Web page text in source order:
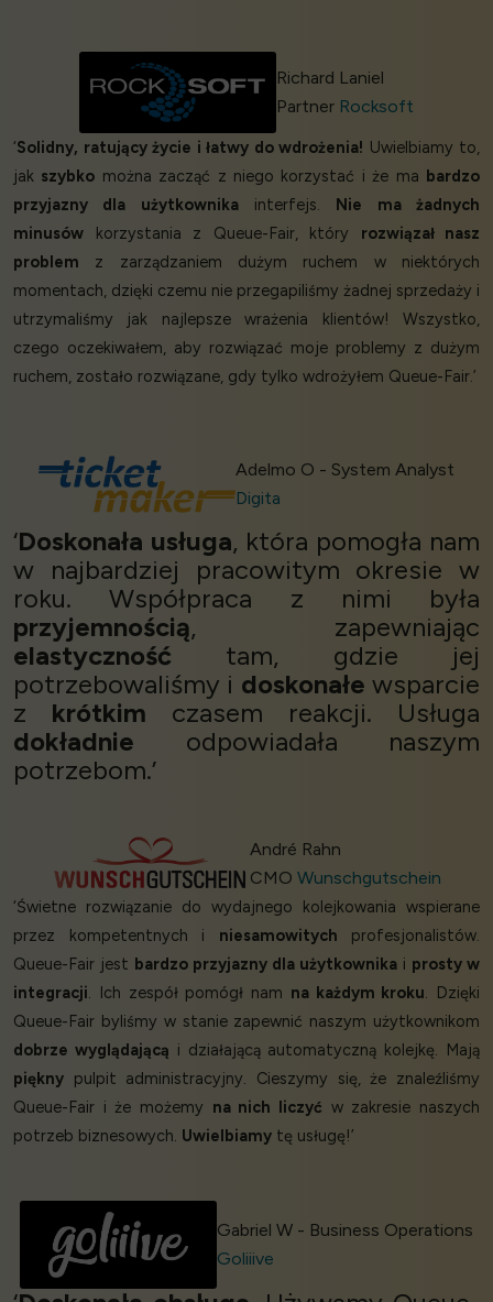
Richard Laniel
Partner Rocksoft
‘Solidny, ratujący życie i łatwy do wdrożenia! Uwielbiamy to,
jak szybko można zacząć z niego korzystać i że ma bardzo
przyjazny dla użytkownikainterfejs. Nie ma żadnych
minusów korzystania z Queue-Fair, który rozwiązał nasz
problem z zarządzaniem dużym ruchem w niektórych
momentach, dzięki czemu nie przegapiliśmy żadnej sprzedaży i
utrzymaliśmy jak najlepsze wrażenia klientów! Wszystko,
czego oczekiwałem, aby rozwiązać moje problemy z dużym
ruchem, zostało rozwiązane, gdy tylko wdrożyłem Queue-Fair.’
Adelmo O - System Analyst
Digita
‘Doskonała usługa, która pomogła nam
w najbardziej pracowitym okresie w
roku. Współpraca z nimi była
przyjemnością, zapewniając
elastyczność tam, gdzie jej
potrzebowaliśmy i doskonałe wsparcie
z krótkim czasem reakcji. Usługa
dokładnie odpowiadała naszym
potrzebom.’
André Rahn
CMO Wunschgutschein
‘Świetne rozwiązanie do wydajnego kolejkowania wspierane
przez kompetentnych i niesamowitych profesjonalistów.
Queue-Fair jest bardzo przyjazny dla użytkownika i prosty w
integracji. Ich zespół pomógł nam na każdym kroku. Dzięki
Queue-Fair byliśmy w stanie zapewnić naszym użytkownikom
dobrze wyglądającą i działającą automatyczną kolejkę. Mają
piękny pulpit administracyjny. Cieszymy się, że znaleźliśmy
Queue-Fair i że możemy na nich liczyć w zakresie naszych
potrzeb biznesowych. Uwielbiamy tę usługę!’
Gabriel W - Business Operations
Goliiive